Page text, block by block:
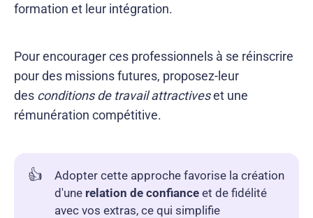
formation et leur intégration.
Pour encourager ces professionnels à se réinscrire
pour des missions futures, proposez-leur
des conditions de travail attractiveset une
rémunération compétitive.
👍
Adopter cette approche favorise la création
d'une relation de confianceet de fidélité
avec vos extras, ce qui simplifie